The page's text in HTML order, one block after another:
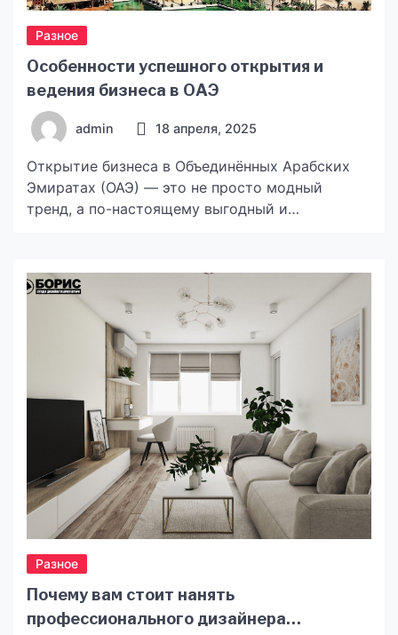
Разное
Особенности успешного открытия и
ведения бизнеса в ОАЭ
admin 18 апреля, 2025
Открытие бизнеса в Объединённых Арабских
Эмиратах (ОАЭ) — это не просто модный
тренд, а по-настоящему выгодный и
международного предпринимательства
благодаря своему лояльному
налогообложению, динамично развивающейся
инфраструктуре и стабильной экономике. Но
несмотря на всё это, запуск бизнеса здесь
требует тонкого понимания местных реалий,
правовых […]
Разное
Почему вам стоит нанять
профессионального дизайнера